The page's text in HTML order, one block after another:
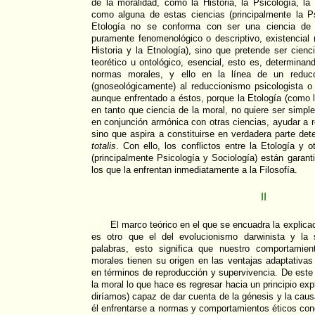
de la moralidad, como la Historia, la Psicología,
como alguna de estas ciencias (principalmente la
Etología no se conforma con ser una ciencia
puramente fenomenológico o descriptivo,
Historia y la Etnología), sino que pretende ser
teorético u ontológico, esencial, esto es,
normas morales, y ello en la línea de un
(gnoseológicamente) al reduccionismo psicologista
aunque enfrentado a éstos, porque la Etología
en tanto que ciencia de la moral, no quiere ser
en conjunción armónica con otras ciencias, ayudar a
sino que aspira a constituirse en verdadera parte
totalis. Con ello, los conflictos entre la Etología y
(principalmente Psicología y Sociología) están
los que la enfrentan inmediatamente a la Filosofía.
El marco teórico en el que se encuadra la
es otro que el del evolucionismo darwinista y la
palabras, esto significa que nuestro
morales tienen su origen en las ventajas
en términos de reproducción y supervivencia. De
la moral lo que hace es regresar hacia un principio
diríamos) capaz de dar cuenta de la génesis y la
él enfrentarse a normas y comportamientos éticos